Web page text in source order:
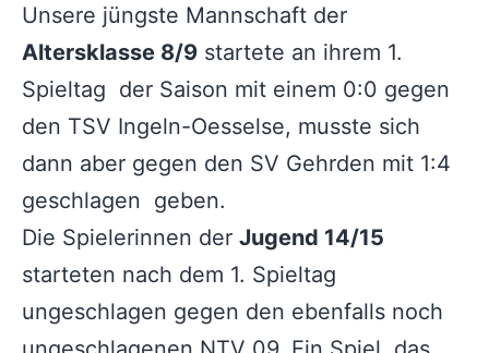
Unsere jüngste Mannschaft der
Altersklasse 8/9 startete an ihrem 1.
Spieltag der Saison mit einem 0:0 gegen
den TSV Ingeln-Oesselse, musste sich
dann aber gegen den SV Gehrden mit 1:4
geschlagen geben.
Die Spielerinnen der Jugend 14/15
starteten nach dem 1. Spieltag
ungeschlagen gegen den ebenfalls noch